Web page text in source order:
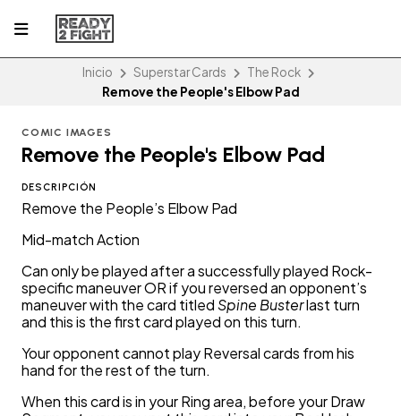
Inicio Superstar Cards
The Rock
Remove the People's Elbow Pad
COMIC IMAGES
Remove the People's Elbow Pad
DESCRIPCIÓN
Remove the People’s Elbow Pad
Mid-match Action
Can only be played after a successfully played Rock-
specific maneuver OR if you reversed an opponent’s
maneuver with the card titled Spine Busterlast turn
and this is the first card played on this turn.
Your opponent cannot play Reversal cards from his
hand for the rest of the turn.
When this card is in your Ring area, before your Draw